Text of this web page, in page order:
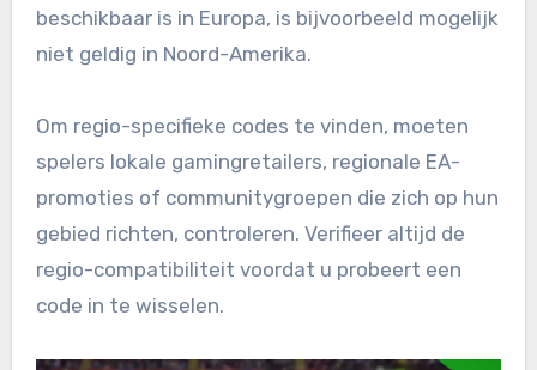
beschikbaar is in Europa, is bijvoorbeeld mogelijk
niet geldig in Noord-Amerika.
Om regio-specifieke codes te vinden, moeten
spelers lokale gamingretailers, regionale EA-
promoties of communitygroepen die zich op hun
gebied richten, controleren. Verifieer altijd de
regio-compatibiliteit voordat u probeert een
code in te wisselen.